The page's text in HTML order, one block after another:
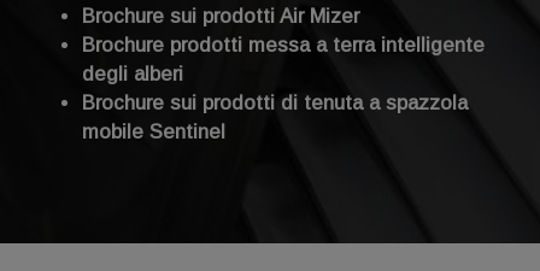
Brochure sui prodotti Air Mizer
Brochure prodotti messa a terra intelligente
degli alberi
Brochure sui prodotti di tenuta a spazzola
mobile Sentinel